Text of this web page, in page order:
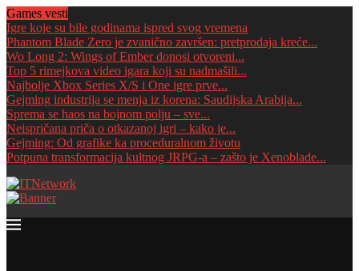
Games vesti
Igre koje su bile godinama ispred svog vremena
Phantom Blade Zero je zvanično završen: pretprodaja kreće...
Wo Long 2: Wings of Ember donosi otvoreni...
Top 5 rimejkova video igara koji su nadmašili...
Najbolje Xbox Series X/S i One igre prve...
Gejming industrija se menja iz korena: Saudijska Arabija...
Sprema se haos na bojnom polju – sve...
Neispričana priča o otkazanoj igri – kako je...
Gejming: Od grafike ka proceduralnom životu
Potpuna transformacija kultnog JRPG-a – zašto je Xenoblade...